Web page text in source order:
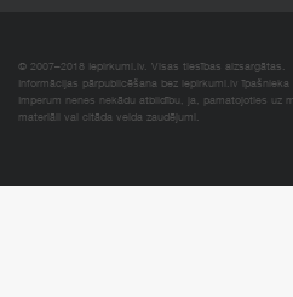
© 2007–2018 Iepirkumi.lv. Visas tiesības aizsargātas.
Informācijas pārpublicēšana bez iepirkumi.lv
Imperum nenes nekādu atbildību, ja, pamatojoties uz
materiāli vai citāda veida zaudējumi.